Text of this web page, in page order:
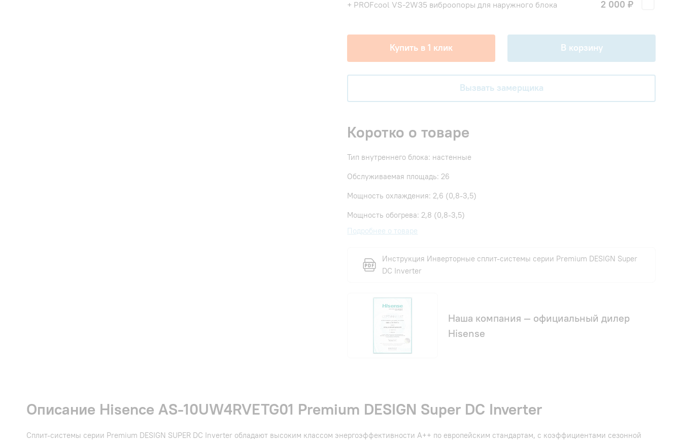
+ PROFcool VS-2W35 виброопоры для наружного блока 2 000 ₽
Купить в 1 клик В корзину
Вызвать замерщика
Коротко о товаре
Тип внутреннего блока: настенные
Обслуживаемая площадь: 26
Мощность охлаждения: 2,6 (0,8-3,5)
Мощность обогрева: 2,8 (0,8-3,5)
Подробнее о товаре
Инструкция Инверторные сплит-системы серии Premium DESIGN Super
DC Inverter
Наша компания — официальный дилер
Hisense
Описание Hisence AS-10UW4RVETG01 Premium DESIGN Super DC Inverter
Сплит-системы серии Premium DESIGN SUPER DC Inverter обладают высоким классом энергоэффективности A++ по европейским стандартам, с коэффициентами сезонной